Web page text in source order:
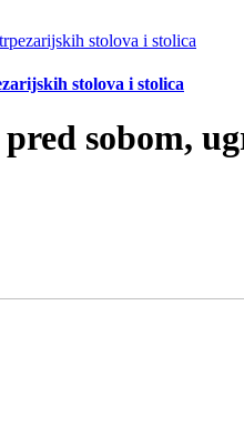
stolova i stolica
sobom,